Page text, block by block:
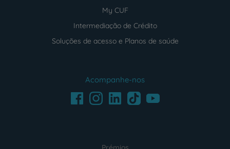
My CUF
Intermediação de Crédito
Soluções de acesso e Planos de saúde
Acompanhe-nos
FacebookInstagramLinkedInTikTokYoutube